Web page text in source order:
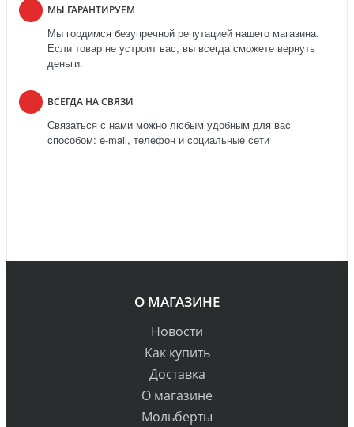
МЫ ГАРАНТИРУЕМ
Мы гордимся безупречной репутацией нашего магазина.
Если товар не устроит вас, вы всегда сможете вернуть
деньги.
ВСЕГДА НА СВЯЗИ
Связаться с нами можно любым удобным для вас
способом: e-mail, телефон и социальные сети
О МАГАЗИНЕ
Новости
Как купить
Доставка
О магазине
Мольберты